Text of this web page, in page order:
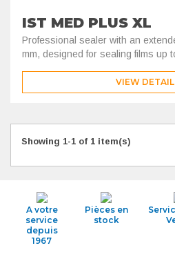
IST MED PLUS XL
Professional sealer with an
mm, designed for sealing films up
VIEW
Showing 1-1 of 1 item(s)
A votre
service
depuis
1967
Pièces en
stock